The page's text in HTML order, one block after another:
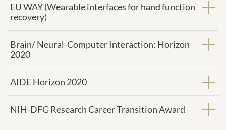
EU WAY (Wearable interfaces for hand function
recovery)
Brain/ Neural-Computer Interaction: Horizon
2020
AIDE Horizon 2020
NIH-DFG Research Career Transition Award